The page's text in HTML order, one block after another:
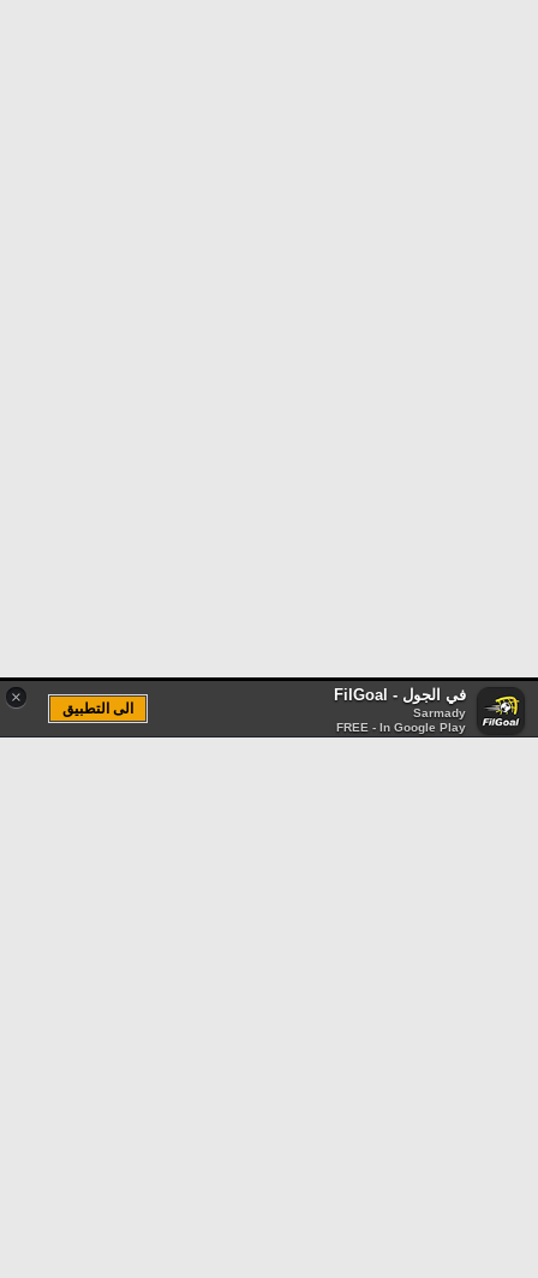
× في الجول - FilGoal
Sarmady
FREE - In Google Play
الى التطبيق